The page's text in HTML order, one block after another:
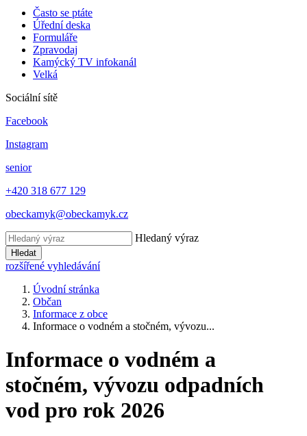
Často se ptáte
Úřední deska
Formuláře
Zpravodaj
Kamýcký TV infokanál
Velká
Sociální sítě
Facebook
Instagram
senior
+420 318 677 129
obeckamyk@obeckamyk.cz
Hledaný výraz
Hledat
rozšířené vyhledávání
Úvodní stránka
Občan
Informace z obce
Informace o vodném a stočném, vývozu...
Informace o vodném a
stočném, vývozu odpadních
vod pro rok 2026